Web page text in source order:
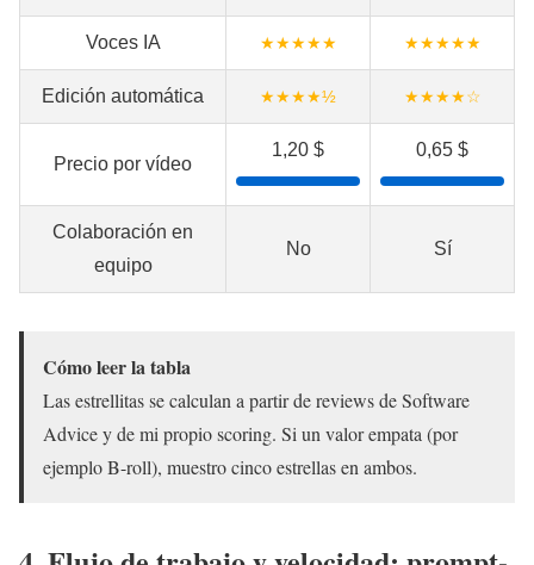
Voces IA ★★★★★ ★★★★★
Edición automática ★★★★½ ★★★★☆
Precio por vídeo
1,20 $ 0,65 $
Colaboración en
equipo
No Sí
Cómo leer la tabla
Las estrellitas se calculan a partir de reviews de Software
Advice y de mi propio scoring. Si un valor empata (por
ejemplo B-roll), muestro cinco estrellas en ambos.